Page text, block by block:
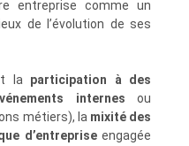
entreprise comme un
de l’évolution de ses
la participation à des
internes ou
métiers), la mixité des
d’entrepriseengagée